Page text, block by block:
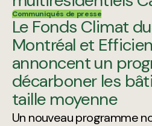
Communiqués de presse
Le Fonds Climat
Montréal et
annoncent un
décarboner les
taille moyenne
Un nouveau programme